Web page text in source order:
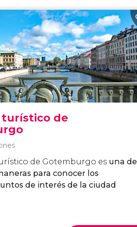
de
de Gotemburgo es una de
para conocer los
de interés de la ciudad